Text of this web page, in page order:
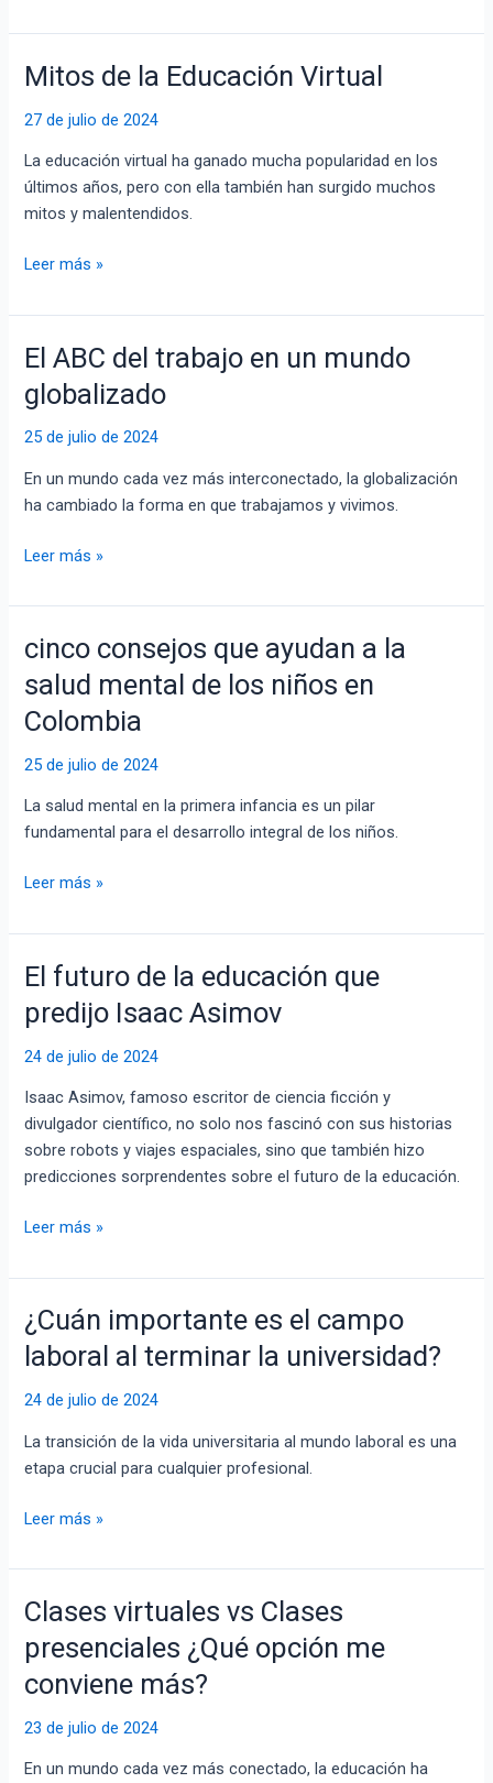
Mitos de la Educación Virtual
27 de julio de 2024
La educación virtual ha ganado mucha popularidad en los
últimos años, pero con ella también han surgido muchos
mitos y malentendidos.
Mitos
la
Educación
Virtual
Leer más »
El ABC del trabajo en un mundo
globalizado
25 de julio de 2024
En un mundo cada vez más interconectado, la globalización
ha cambiado la forma en que trabajamos y vivimos.
El
del
trabajo
un
mundo
Leer más »
cinco consejos que ayudan a la
salud mental de los niños en
Colombia
25 de julio de 2024
La salud mental en la primera infancia es un pilar
fundamental para el desarrollo integral de los niños.
cinco
consejos
que ayudan a
la
mental
de
los
en
Leer más »
El futuro de la educación que
predijo Isaac Asimov
24 de julio de 2024
Isaac Asimov, famoso escritor de ciencia ficción y
divulgador científico, no solo nos fascinó con sus historias
sobre robots y viajes espaciales, sino que también hizo
predicciones sorprendentes sobre el futuro de la educación.
El
de
la
que
predijo
Isaac
Asimov
Leer más »
¿Cuán importante es el campo
laboral al terminar la universidad?
24 de julio de 2024
La transición de la vida universitaria al mundo laboral es una
etapa crucial para cualquier profesional.
¿Cuán
importante
es
el
laboral
al
la
Leer más »
Clases virtuales vs Clases
presenciales ¿Qué opción me
conviene más?
23 de julio de 2024
En un mundo cada vez más conectado, la educación ha
Clases
vs
Clases
¿Qué
opción